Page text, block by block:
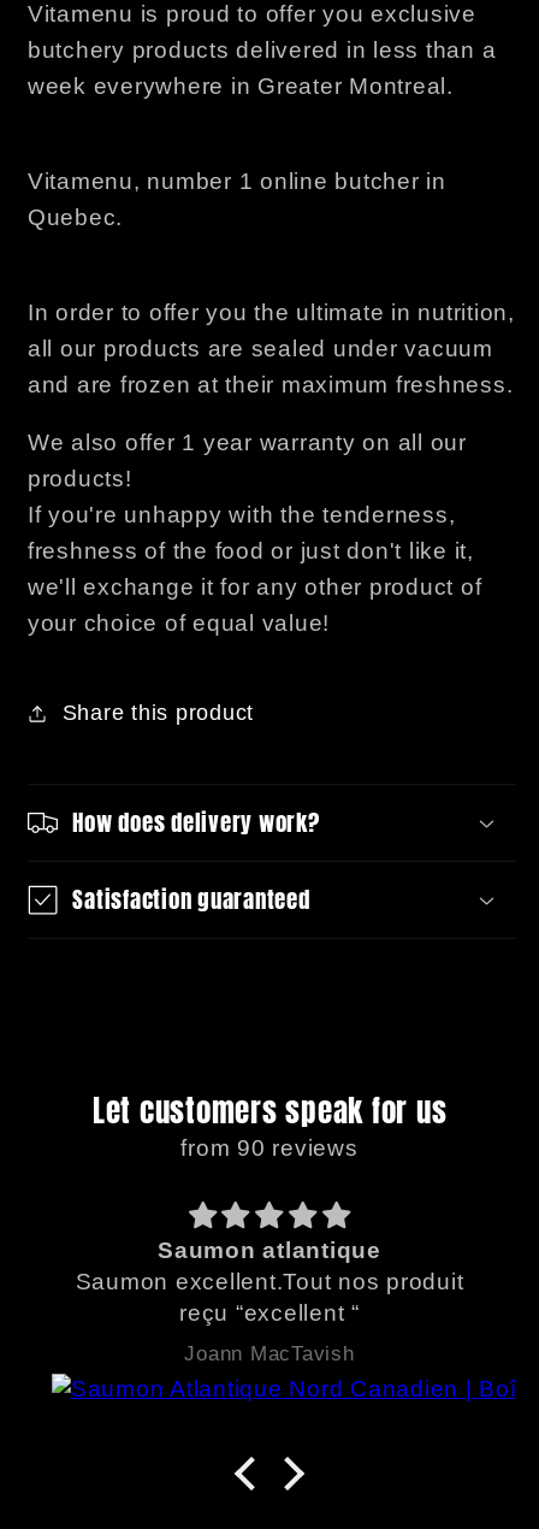
Vitamenu is proud to offer you exclusive
butchery products delivered in less than a
week everywhere in Greater Montreal.
Vitamenu, number 1 online butcher in
Quebec.
In order to offer you the ultimate in nutrition,
all our products are sealed under vacuum
and are frozen at their maximum freshness.
We also offer 1 year warranty on all our
products!
If you're unhappy with the tenderness,
freshness of the food or just don't like it,
we'll exchange it for any other product of
your choice of equal value!
Share this product
How does delivery work?
Satisfaction guaranteed
Let customers speak for us
from 90 reviews
Saumon atlantique
Saumon excellent.Tout nos produit
reçu “excellent “
Joann MacTavish